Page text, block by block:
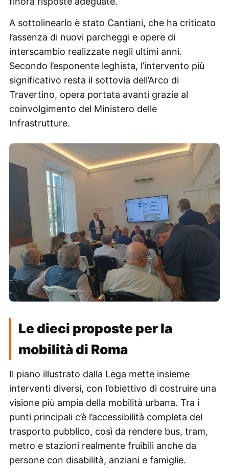
A sottolinearlo è stato Cantiani, che ha criticato
l’assenza di nuovi parcheggi e opere di
interscambio realizzate negli ultimi anni.
Secondo l’esponente leghista, l’intervento più
significativo resta il sottovia dell’Arco di
Travertino, opera portata avanti grazie al
coinvolgimento del Ministero delle
Infrastrutture.
Le dieci proposte per la
mobilità di Roma
Il piano illustrato dalla Lega mette insieme
interventi diversi, con l’obiettivo di costruire una
visione più ampia della mobilità urbana. Tra i
punti principali c’è l’accessibilità completa del
trasporto pubblico, così da rendere bus, tram,
metro e stazioni realmente fruibili anche da
persone con disabilità, anziani e famiglie.